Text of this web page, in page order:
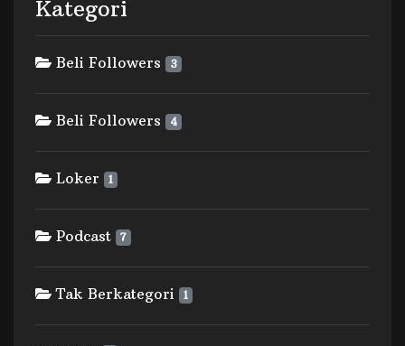
Kategori
Beli Followers 3
Beli Followers 4
Loker 1
Podcast 7
Tak Berkategori 1